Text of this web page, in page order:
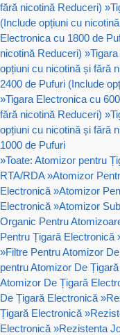
fără nicotină Reduceri) »
(Include opțiuni cu
Electronica cu 1800 de
nicotină Reduceri) »
opțiuni cu nicotină și fără
2400 de Pufuri (Include
»Tigara Electronica cu
fără nicotină Reduceri) »
opțiuni cu nicotină și fără
1000 de Pufuri
»Toate: Atomizor pentru
RTA/RDA »Atomizor
Electronică »Atomizor
Electronică »Atomizor
Organic Pentru
Pentru Țigară Electronică
»Filtre Pentru Atomizor
pentru Atomizor De
Atomizor De Țigară
De Țigară Electronică »
Țigară Electronică »
Electronică »Rezistenta